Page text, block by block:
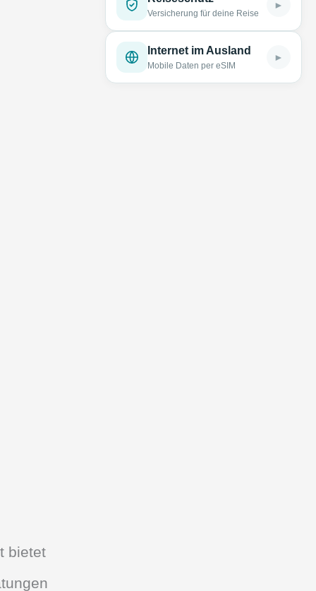
bietet
Versicherung für deine Reise
►
Internet im Ausland
Mobile Daten per eSIM
►